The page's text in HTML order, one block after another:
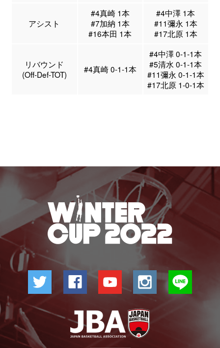
アシスト
#4真崎 1本
#7加納 1本
#16本田 1本
#4中澤 1本
#11彌永 1本
#17北原 1本
リバウンド
(Off-Def-TOT)
#4真崎 0-1-1本
#4中澤 0-1-1本
#5清水 0-1-1本
#11彌永 0-1-1本
#17北原 1-0-1本